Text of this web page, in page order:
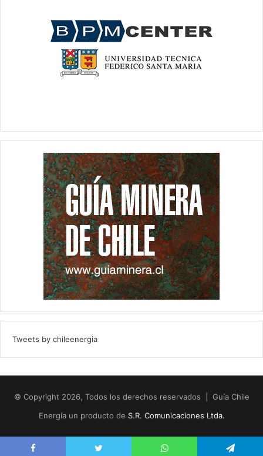
Tweets by chileenergia
© Copyright 2026, Todos los derechos reservados | Guía Chile
Energía un producto de S.R. Comunicaciones Ltda.